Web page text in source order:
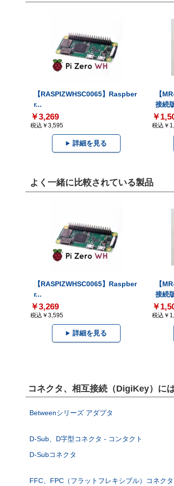
【RASPIZWHSC0065】Raspber
r...
￥3,269
税込￥3,595
詳細を見る
【
接続
￥
税込￥
よく一緒に比較されている製品
【RASPIZWHSC0065】Raspber
r...
￥3,269
税込￥3,595
詳細を見る
【
接続
￥
税込￥
コネクタ、相互接続（DigiKey）に
Betweenシリーズ アダプタ
D-Sub、D字型コネクタ - コンタクト
D-Subコネクタ
FFC、FPC（フラットフレキシブル）コネクタ